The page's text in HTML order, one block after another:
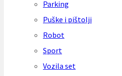
Parking
Puške i pištolji
Robot
Sport
Vozila set